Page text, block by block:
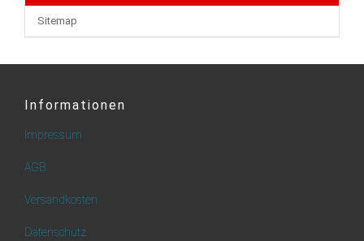
Sitemap
Informationen
Impressum
AGB
Versandkosten
Datenschutz